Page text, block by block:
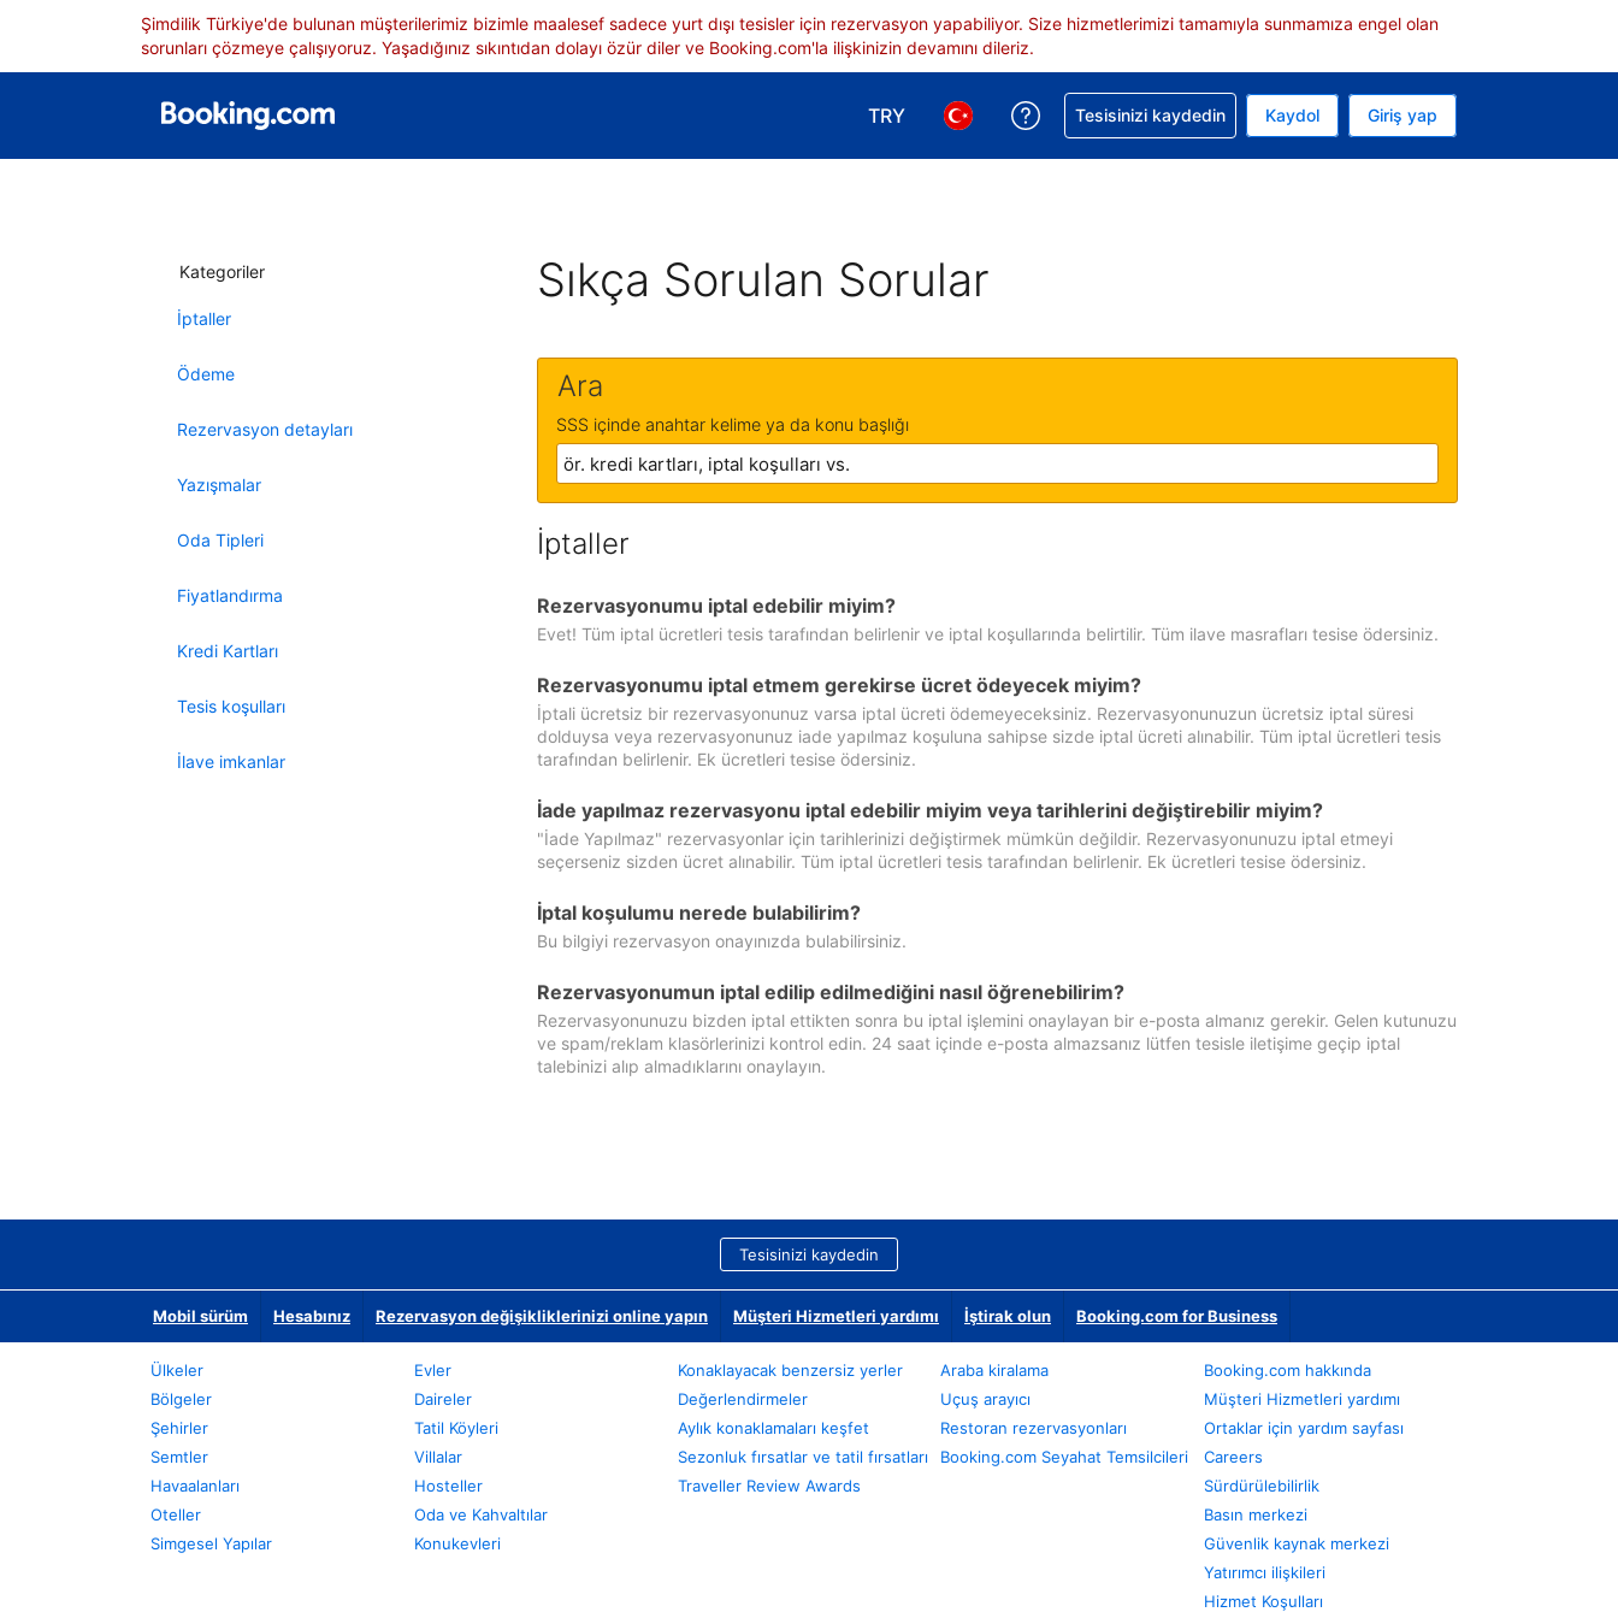
Şimdilik Türkiye'de bulunan müşterilerimiz bizimle maalesef sadece yurt dışı tesisler için rezervasyon yapabiliyor. Size hizmetlerimizi tamamıyla sunmamıza engel olan
sorunları çözmeye çalışıyoruz. Yaşadığınız sıkıntıdan dolayı özür diler ve Booking.com'la ilişkinizin devamını dileriz.
TRY
Para birimi seçimi yap. Mevcut para biriminiz Türk lirası
Dil seçimi yap. Mevcut diliniz Türkçe
Rezervasyonunuzla ilgili yardım alın
Tesisinizi kaydedin Kaydol Giriş yap
Kategoriler
İptaller
Ödeme
Rezervasyon detayları
Yazışmalar
Oda Tipleri
Fiyatlandırma
Kredi Kartları
Tesis koşulları
İlave imkanlar
Sıkça Sorulan Sorular
Ara
SSS içinde anahtar kelime ya da konu başlığı
İptaller
Rezervasyonumu iptal edebilir miyim?
Evet! Tüm iptal ücretleri tesis tarafından belirlenir ve iptal koşullarında belirtilir. Tüm ilave masrafları tesise ödersiniz.
Rezervasyonumu iptal etmem gerekirse ücret ödeyecek miyim?
İptali ücretsiz bir rezervasyonunuz varsa iptal ücreti ödemeyeceksiniz. Rezervasyonunuzun ücretsiz iptal süresi
dolduysa veya rezervasyonunuz iade yapılmaz koşuluna sahipse sizde iptal ücreti alınabilir. Tüm iptal ücretleri tesis
tarafından belirlenir. Ek ücretleri tesise ödersiniz.
İade yapılmaz rezervasyonu iptal edebilir miyim veya tarihlerini değiştirebilir miyim?
"İade Yapılmaz" rezervasyonlar için tarihlerinizi değiştirmek mümkün değildir. Rezervasyonunuzu iptal etmeyi
seçerseniz sizden ücret alınabilir. Tüm iptal ücretleri tesis tarafından belirlenir. Ek ücretleri tesise ödersiniz.
İptal koşulumu nerede bulabilirim?
Bu bilgiyi rezervasyon onayınızda bulabilirsiniz.
Rezervasyonumun iptal edilip edilmediğini nasıl öğrenebilirim?
Rezervasyonunuzu bizden iptal ettikten sonra bu iptal işlemini onaylayan bir e-posta almanız gerekir. Gelen kutunuzu
ve spam/reklam klasörlerinizi kontrol edin. 24 saat içinde e-posta almazsanız lütfen tesisle iletişime geçip iptal
talebinizi alıp almadıklarını onaylayın.
Tesisinizi kaydedin
Mobil sürüm Hesabınız Rezervasyon değişikliklerinizi online yapın Müşteri Hizmetleri yardımı İştirak olun Booking.com for Business
Ülkeler
Bölgeler
Şehirler
Semtler
Havaalanları
Oteller
Simgesel Yapılar
Evler
Daireler
Tatil Köyleri
Villalar
Hosteller
Oda ve Kahvaltılar
Konukevleri
Konaklayacak benzersiz yerler
Değerlendirmeler
Aylık konaklamaları keşfet
Sezonluk fırsatlar ve tatil fırsatları
Traveller Review Awards
Araba kiralama
Uçuş arayıcı
Restoran rezervasyonları
Booking.com Seyahat Temsilcileri
Booking.com hakkında
Müşteri Hizmetleri yardımı
Ortaklar için yardım sayfası
Careers
Sürdürülebilirlik
Basın merkezi
Güvenlik kaynak merkezi
Yatırımcı ilişkileri
Hizmet Koşulları